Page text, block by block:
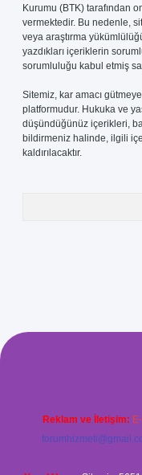
Kurumu (BTK) tarafından
vermektedir. Bu nedenle,
veya araştırma
yazdıkları içeriklerin
sorumluluğu kabul etmiş
Sitemiz, kar amacı
platformudur. Hukuka ve
düşündüğünüz içerikleri,
bildirmeniz halinde, ilgili
kaldırılacaktır.
mi
Reklam ve İletişim: